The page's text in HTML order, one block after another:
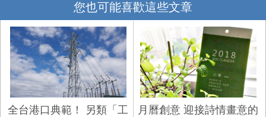
您也可能喜歡這些文章
全台港口典範！ 另類「工
月曆創意 迎接詩情畫意的